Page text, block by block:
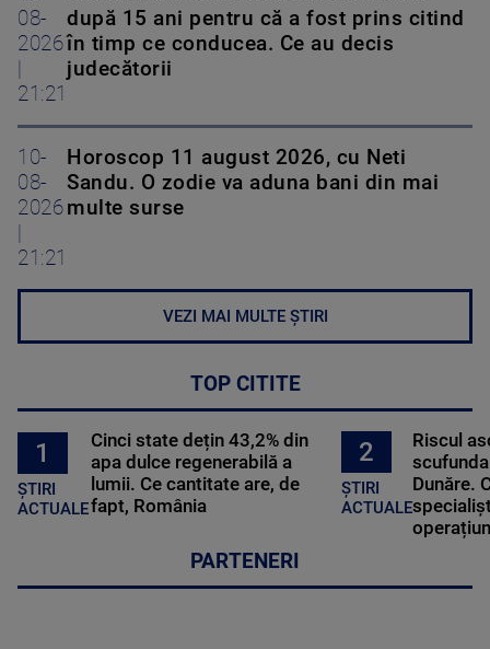
08-
2026
|
21:21
după 15 ani pentru că a fost prins citind
în timp ce conducea. Ce au decis
judecătorii
10-
08-
2026
|
21:21
Horoscop 11 august 2026, cu Neti
Sandu. O zodie va aduna bani din mai
multe surse
VEZI MAI MULTE ȘTIRI
TOP CITITE
1
ȘTIRI
ACTUALE
Cinci state dețin 43,2% din
apa dulce regenerabilă a
lumii. Ce cantitate are, de
fapt, România
2
ȘTIRI
ACTUALE
Riscul
Dunăre.
PARTENERI